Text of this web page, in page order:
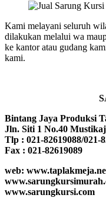
Kami melayani seluruh
dilakukan melalui wa
ke kantor atau gudang
kami.
Bintang Jaya Produksi
Jln. Siti 1 No.40
Tlp : 021-82619088/021-
Fax : 021-82619089
web:
www.sarungkursi.com